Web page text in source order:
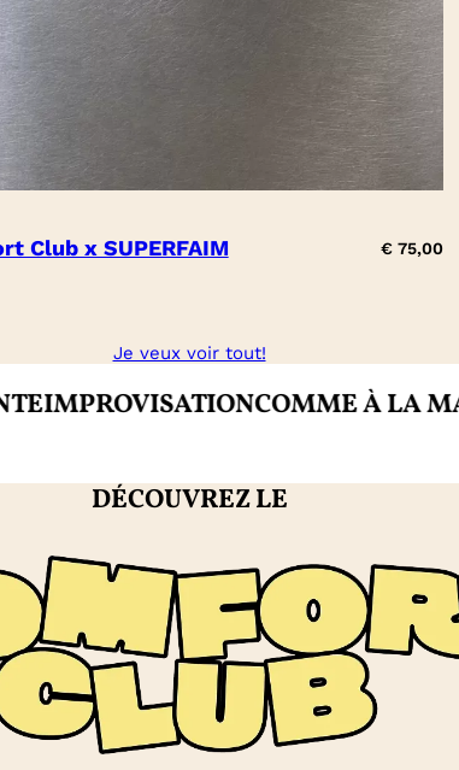
Club x SUPERFAIM € 75,00
Je veux voir tout!
COMME À LA MAISON
DÉCOUVREZ LE